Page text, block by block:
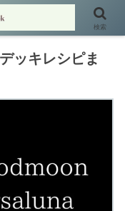
ッキレシピま
検索